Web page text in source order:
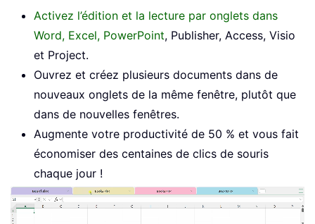
Activez l’édition et la lecture par onglets dans
Word, Excel, PowerPoint, Publisher, Access, Visio
et Project.
Ouvrez et créez plusieurs documents dans de
nouveaux onglets de la même fenêtre, plutôt que
dans de nouvelles fenêtres.
Augmente votre productivité de 50 % et vous fait
économiser des centaines de clics de souris
chaque jour !